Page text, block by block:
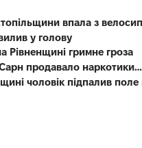
впала з
у голову
Рівненщині гримне гроза
продавало
чоловік підпалив